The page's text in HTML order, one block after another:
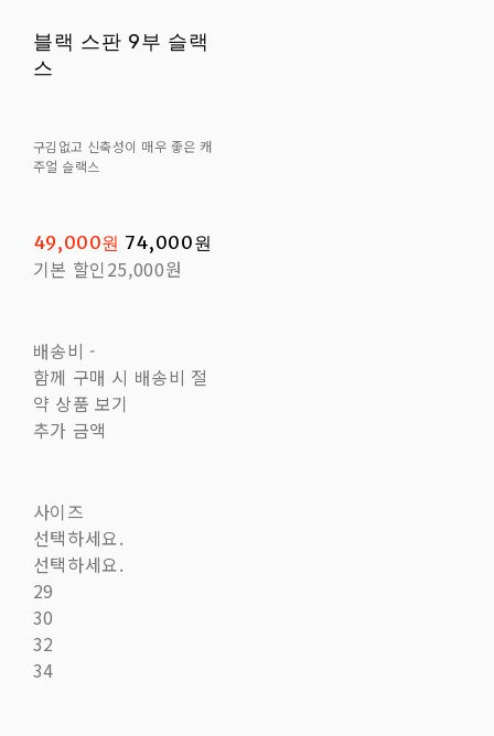
블랙 스판 9부 슬랙
스
구김없고 신축성이 매우 좋은 캐
주얼 슬랙스
49,000원 74,000원
기본 할인 25,000원
배송비 -
함께 구매 시 배송비 절
약 상품 보기
추가 금액
사이즈
선택하세요.
선택하세요.
29
30
32
34